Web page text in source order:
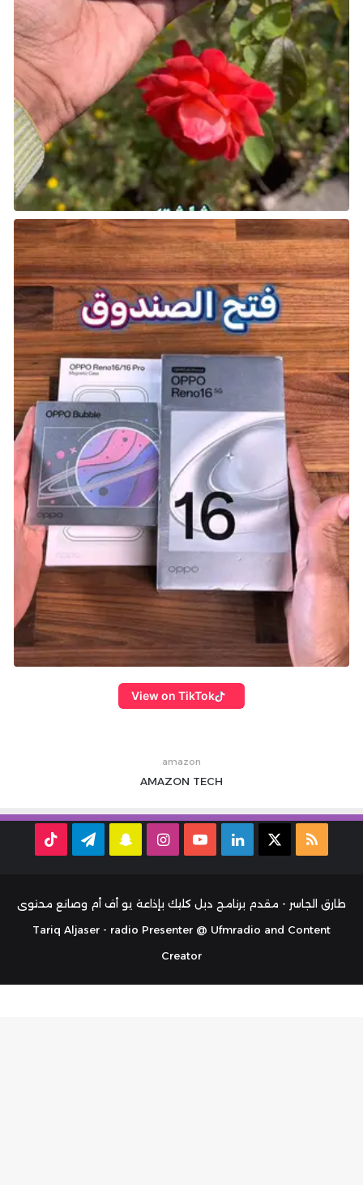
View on TikTok
amazon
AMAZON TECH
ملخص
RSS
لينكدإن ‫YouTubeانستقرامسناب تيلقرام
طارق الجاسر - مقدم برنامج دبل كليك بإذاعة يو أف أم وصانع محتوى
Tariq Aljaser - radio Presenter @ Ufmradio and Content
Creator